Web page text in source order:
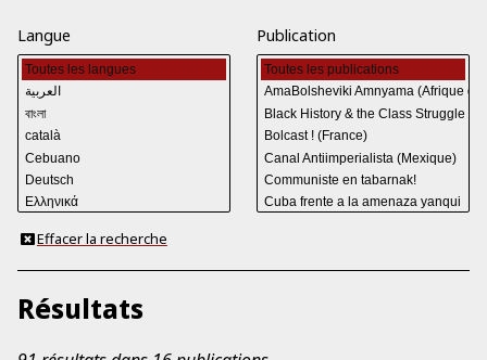
Langue Publication
Effacer la recherche
Résultats